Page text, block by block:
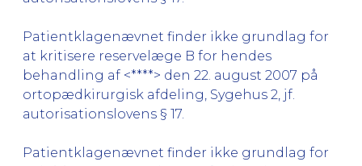
Patientklagenævnet finder ikke grundlag for
at kritisere reservelæge B for hendes
behandling af <****> den 22. august 2007 på
ortopædkirurgisk afdeling, Sygehus 2, jf.
autorisationslovens § 17.
Patientklagenævnet finder ikke grundlag for